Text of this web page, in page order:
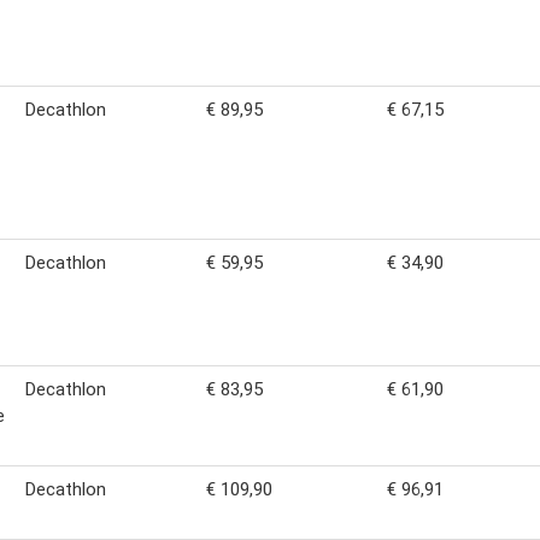
Decathlon € 89,95 € 67,15
Decathlon € 59,95 € 34,90
Decathlon € 83,95 € 61,90
Decathlon € 109,90 € 96,91